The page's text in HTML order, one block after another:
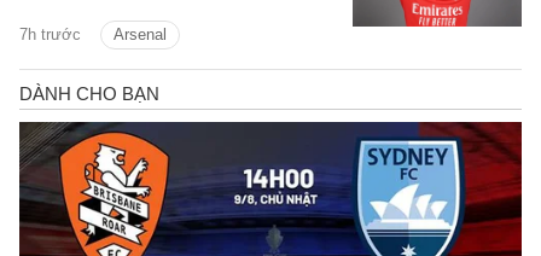
7h trước Arsenal
Arsenal.